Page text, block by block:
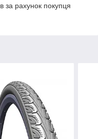
за рахунок покупця